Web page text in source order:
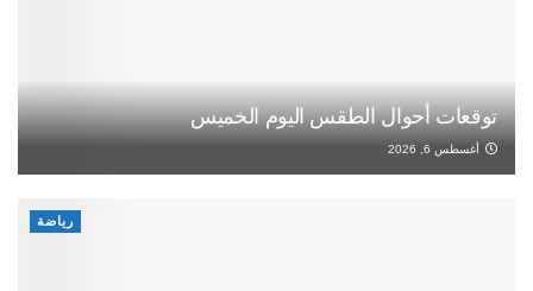
توقعات أحوال الطقس اليوم الخميس
أغسطس 6, 2026
رياضة